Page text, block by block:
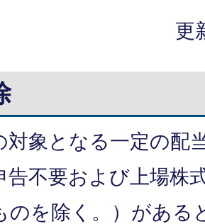
更
対象となる一定の配
告不要および上場株
のを除く。）がある